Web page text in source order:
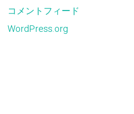
コメントフィード
WordPress.org